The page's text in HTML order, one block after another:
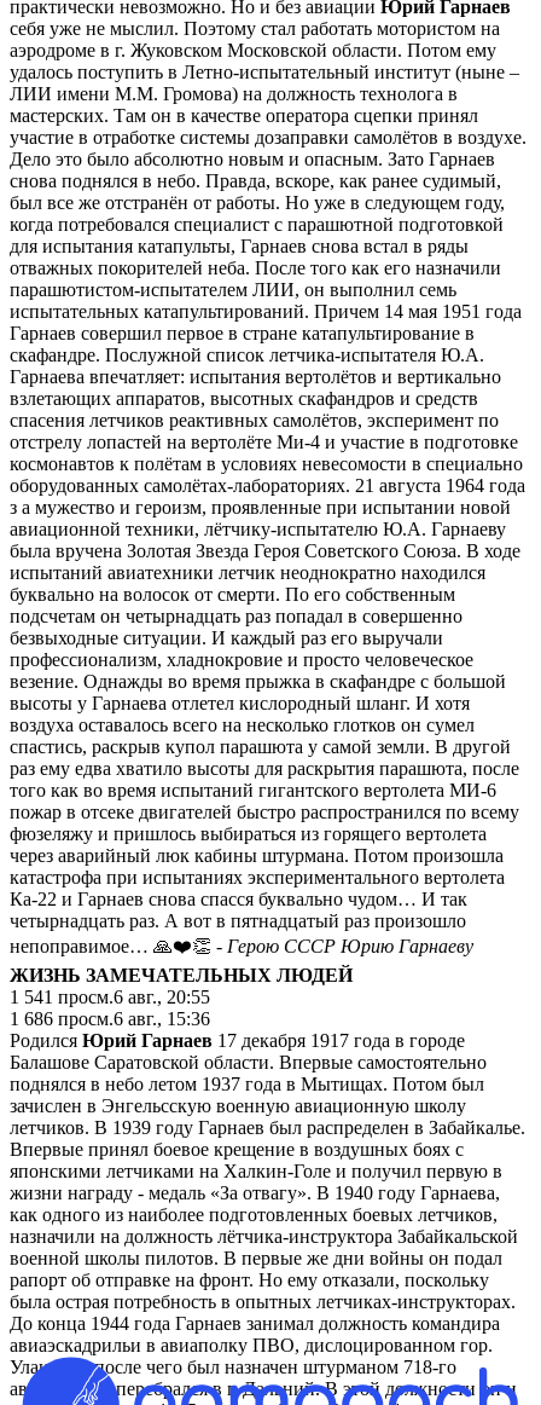
практически невозможно. Но и без авиации Юрий Гарнаев
себя уже не мыслил. Поэтому стал работать мотористом на
аэродроме в г. Жуковском Московской области. Потом ему
удалось поступить в Летно-испытательный институт (ныне –
ЛИИ имени М.М. Громова) на должность технолога в
мастерских. Там он в качестве оператора сцепки принял
участие в отработке системы дозаправки самолётов в воздухе.
Дело это было абсолютно новым и опасным. Зато Гарнаев
снова поднялся в небо. Правда, вскоре, как ранее судимый,
был все же отстранён от работы. Но уже в следующем году,
когда потребовался специалист с парашютной подготовкой
для испытания катапульты, Гарнаев снова встал в ряды
отважных покорителей неба. После того как его назначили
парашютистом-испытателем ЛИИ, он выполнил семь
испытательных катапультирований. Причем 14 мая 1951 года
Гарнаев совершил первое в стране катапультирование в
скафандре. Послужной список летчика-испытателя Ю.А.
Гарнаева впечатляет: испытания вертолётов и вертикально
взлетающих аппаратов, высотных скафандров и средств
спасения летчиков реактивных самолётов, эксперимент по
отстрелу лопастей на вертолёте Ми-4 и участие в подготовке
космонавтов к полётам в условиях невесомости в специально
оборудованных самолётах-лабораториях. 21 августа 1964 года
з а мужество и героизм, проявленные при испытании новой
авиационной техники, лётчику-испытателю Ю.А. Гарнаеву
была вручена Золотая Звезда Героя Советского Союза. В ходе
испытаний авиатехники летчик неоднократно находился
буквально на волосок от смерти. По его собственным
подсчетам он четырнадцать раз попадал в совершенно
безвыходные ситуации. И каждый раз его выручали
профессионализм, хладнокровие и просто человеческое
везение. Однажды во время прыжка в скафандре с большой
высоты у Гарнаева отлетел кислородный шланг. И хотя
воздуха оставалось всего на несколько глотков он сумел
спастись, раскрыв купол парашюта у самой земли. В другой
раз ему едва хватило высоты для раскрытия парашюта, после
того как во время испытаний гигантского вертолета МИ-6
пожар в отсеке двигателей быстро распространился по всему
фюзеляжу и пришлось выбираться из горящего вертолета
через аварийный люк кабины штурмана. Потом произошла
катастрофа при испытаниях экспериментального вертолета
Ка-22 и Гарнаев снова спасся буквально чудом… И так
четырнадцать раз. А вот в пятнадцатый раз произошло
непоправимое… 🙏❤️👏 - Герою СССР Юрию Гарнаеву
ЖИЗНЬ ЗАМЕЧАТЕЛЬНЫХ ЛЮДЕЙ
1 541 просм.6 авг., 20:55
1 686 просм.6 авг., 15:36
Родился Юрий Гарнаев 17 декабря 1917 года в городе
Балашове Саратовской области. Впервые самостоятельно
поднялся в небо летом 1937 года в Мытищах. Потом был
зачислен в Энгельсскую военную авиационную школу
летчиков. В 1939 году Гарнаев был распределен в Забайкалье.
Впервые принял боевое крещение в воздушных боях с
японскими летчиками на Халкин-Голе и получил первую в
жизни награду - медаль «За отвагу». В 1940 году Гарнаева,
как одного из наиболее подготовленных боевых летчиков,
назначили на должность лётчика-инструктора Забайкальской
военной школы пилотов. В первые же дни войны он подал
рапорт об отправке на фронт. Но ему отказали, поскольку
была острая потребность в опытных летчиках-инструкторах.
До конца 1944 года Гарнаев занимал должность командира
авиаэскадрильи в авиаполку ПВО, дислоцированном гор.
Улан-Удэ, после чего был назначен штурманом 718-го
авиаполка и перебрался в г. Дальний. В этой должности он и